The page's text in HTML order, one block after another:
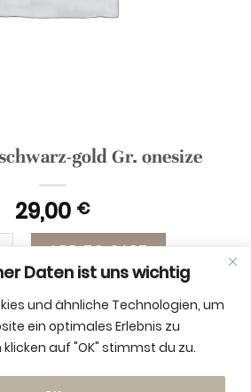
Daten ist uns wichtig
und ähnliche Technologien, um
ein optimales Erlebnis zu
auf "OK" stimmst du zu.
gold Gr. onesize
29,00 €
schwarz-gold Gr. onesize quantity
ADD TO CART